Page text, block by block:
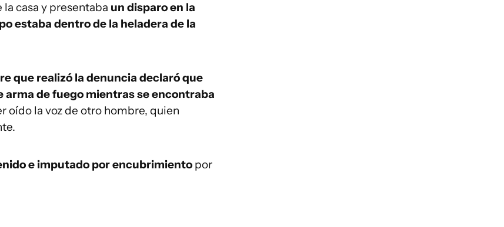
casa y presentaba un disparo en la
estaba dentro de la heladera de la
que realizó la denuncia declaró que
de fuego mientras se encontraba
oído la voz de otro hombre, quien
e imputado por encubrimiento por